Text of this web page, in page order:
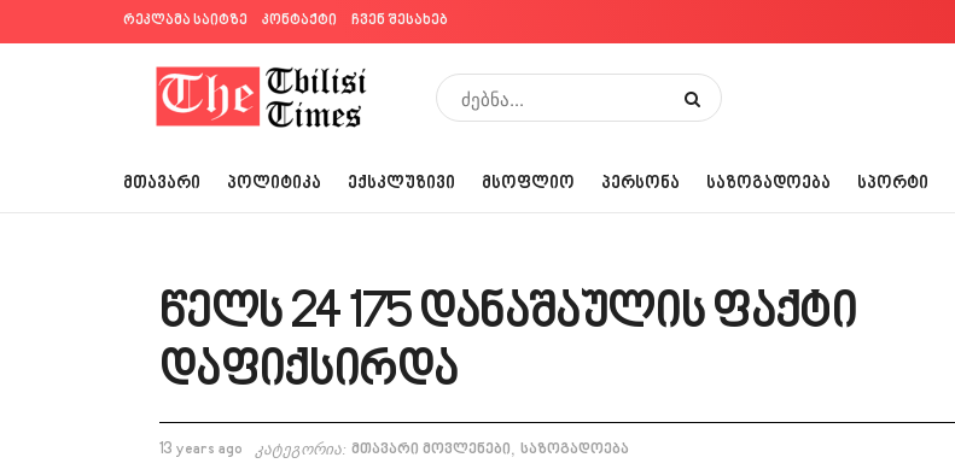
რეკლამა საიტზე კონტაქტი ჩვენ შესახებ
ᲛᲗᲐᲕᲐᲠᲘ ᲞᲝᲚᲘᲢᲘᲙᲐ ᲔᲥᲡᲙᲚᲣᲖᲘᲕᲘ ᲛᲡᲝᲤᲚᲘᲝ ᲞᲔᲠᲡᲝᲜᲐ ᲡᲐᲖᲝᲒᲐᲓᲝᲔᲑᲐ ᲡᲞᲝᲠᲢᲘ
წელს 24 175 დანაშაულის ფაქტი
დაფიქსირდა
13 years ago კატეგორია: მთავარი მოვლენები, საზოგადოება